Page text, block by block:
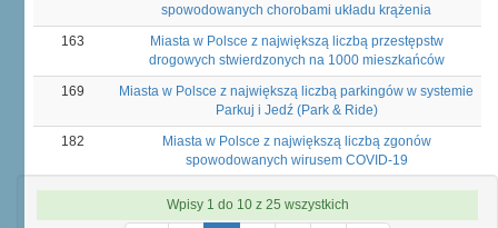
spowodowanych chorobami układu krążenia
163
Miasta w Polsce z największą liczbą przestępstw
drogowych stwierdzonych na 1000 mieszkańców
169
Miasta w Polsce z największą liczbą parkingów w systemie
Parkuj i Jedź (Park & Ride)
182
Miasta w Polsce z największą liczbą zgonów
spowodowanych wirusem COVID-19
Wpisy 1 do 10 z 25 wszystkich